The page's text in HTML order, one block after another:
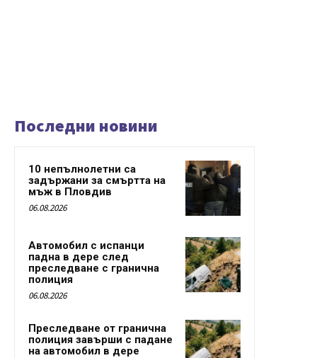
Последни новини
10 непълнолетни са
задържани за смъртта на
мъж в Пловдив
06.08.2026
Автомобил с испанци
падна в дере след
преследване с гранична
полиция
06.08.2026
Преследване от гранична
полиция завърши с падане
на автомобил в дере